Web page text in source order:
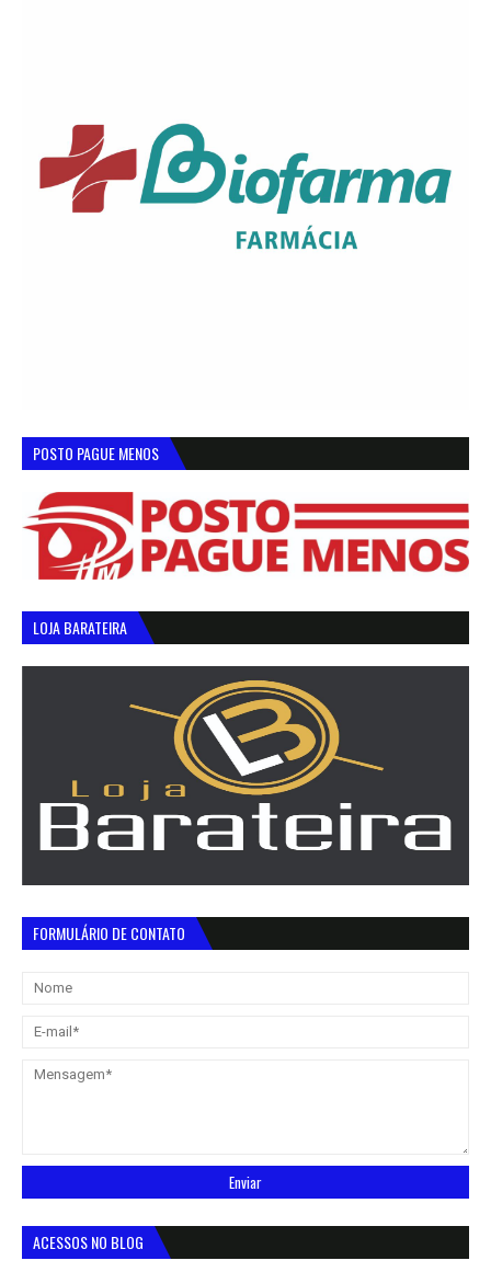
POSTO PAGUE MENOS
LOJA BARATEIRA
FORMULÁRIO DE CONTATO
ACESSOS NO BLOG